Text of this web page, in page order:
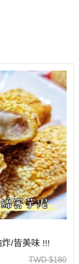
/皆美味 !!!
TWD $180